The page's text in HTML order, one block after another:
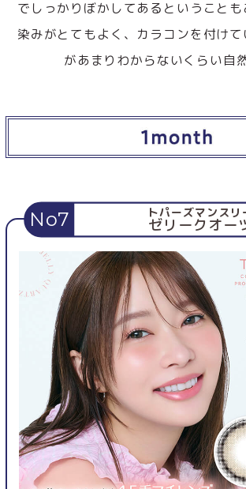
でしっかりぼかしてあるということも
染みがとてもよく、カラコンを付けて
があまりわからないくらい自
No7 トパーズマンスリ
ゼリークオー